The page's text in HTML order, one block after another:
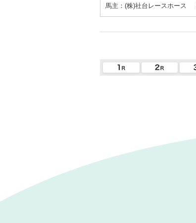
馬主：(株)社台レースホース